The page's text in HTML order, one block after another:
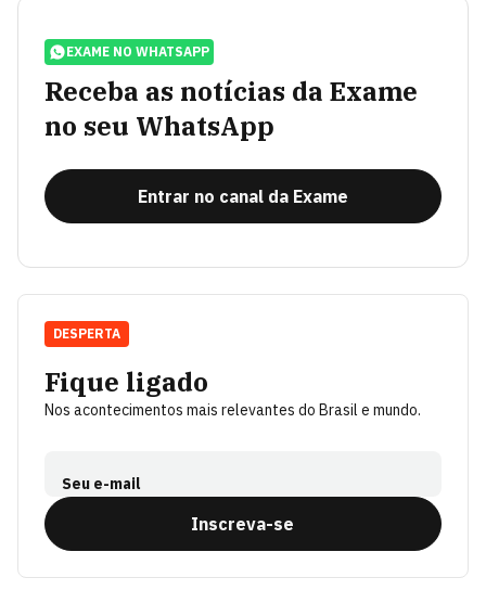
EXAME NO WHATSAPP
Receba as notícias da Exame
no seu WhatsApp
Entrar no canal da Exame
Fique ligado
Nos acontecimentos mais relevantes do Brasil e mundo.
Seu e-mail
Inscreva-se
DESPERTA